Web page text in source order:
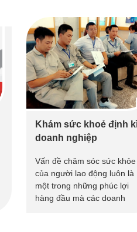
Khám sức khoẻ định
doanh nghiệp
Vấn đề chăm sóc sức khỏe
của người lao động luôn là
một trong những phúc lợi
hàng đầu mà các doanh